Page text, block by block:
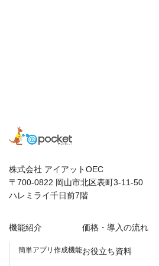
株式会社 アイアットOEC
〒700-0822 岡山市北区表町3-11-50
ハレミライ千日前7階
機能紹介
簡単アプリ作成機能
価格・導入の流れ
お役立ち資料